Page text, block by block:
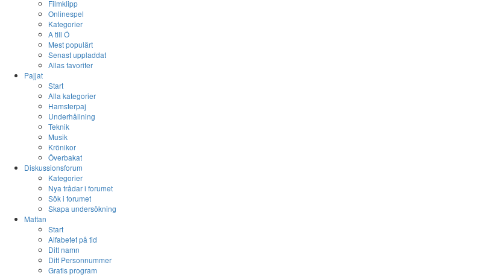
Filmklipp
Onlinespel
Kategorier
A till Ö
Mest populärt
Senast uppladdat
Allas favoriter
Pajjat
Start
Alla kategorier
Hamsterpaj
Underhållning
Teknik
Musik
Krönikor
Överbakat
Diskussionsforum
Kategorier
Nya trådar i forumet
Sök i forumet
Skapa undersökning
Mattan
Start
Alfabetet på tid
Ditt namn
Ditt Personnummer
Gratis program